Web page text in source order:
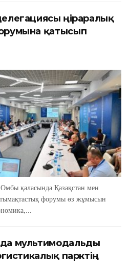
өңіраралық
қатысып
қаласында Қазақстан мен
форумы өз жұмысын
мультимодальды
парктің